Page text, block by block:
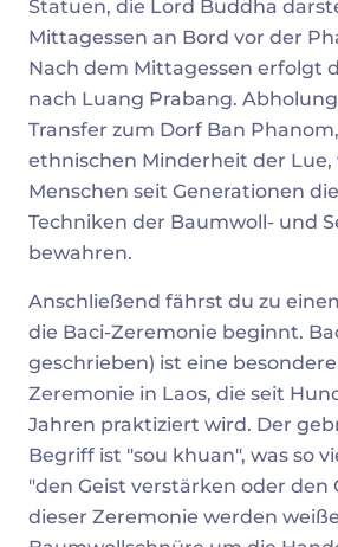
Statuen, die Lord Buddha
Mittagessen an Bord vor der
Nach dem Mittagessen erfolgt
nach Luang Prabang.
Transfer zum Dorf Ban
ethnischen Minderheit der Lue,
Menschen seit Generationen
Techniken der Baumwoll- und
bewahren.
Anschließend fährst du zu
die Baci-Zeremonie beginnt.
geschrieben) ist eine
Zeremonie in Laos, die seit
Jahren praktiziert wird. Der
Begriff ist "sou khuan", was so
"den Geist verstärken oder den
dieser Zeremonie werden weiße